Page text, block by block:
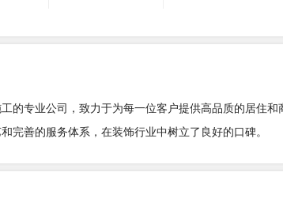
的专业公司，致力于为每一位客户提供高品质的居住和
完善的服务体系，在装饰行业中树立了良好的口碑。